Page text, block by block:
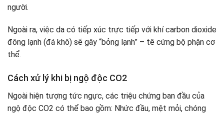
người.
Ngoài ra, việc da có tiếp xúc trực tiếp với khí carbon dioxide
đông lạnh (đá khô) sẽ gây “bỏng lạnh” – tê cứng bộ phận cơ
thể.
Cách xử lý khi bị ngộ độc CO2
Ngoài hiện tượng tức ngực, các triệu chứng ban đầu của
ngộ độc CO2 có thể bao gồm: Nhức đầu, mệt mỏi, chóng